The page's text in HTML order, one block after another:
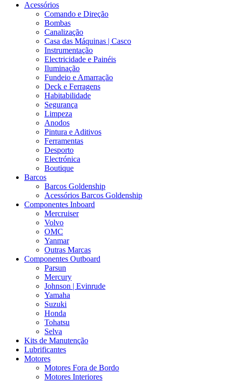
Acessórios
Comando e Direção
Bombas
Canalização
Casa das Máquinas | Casco
Instrumentação
Electricidade e Painéis
Iluminação
Fundeio e Amarração
Deck e Ferragens
Habitabilidade
Segurança
Limpeza
Anodos
Pintura e Aditivos
Ferramentas
Desporto
Electrónica
Boutique
Barcos
Barcos Goldenship
Acessórios Barcos Goldenship
Componentes Inboard
Mercruiser
Volvo
OMC
Yanmar
Outras Marcas
Componentes Outboard
Parsun
Mercury
Johnson | Evinrude
Yamaha
Suzuki
Honda
Tohatsu
Selva
Kits de Manutenção
Lubrificantes
Motores
Motores Fora de Bordo
Motores Interiores